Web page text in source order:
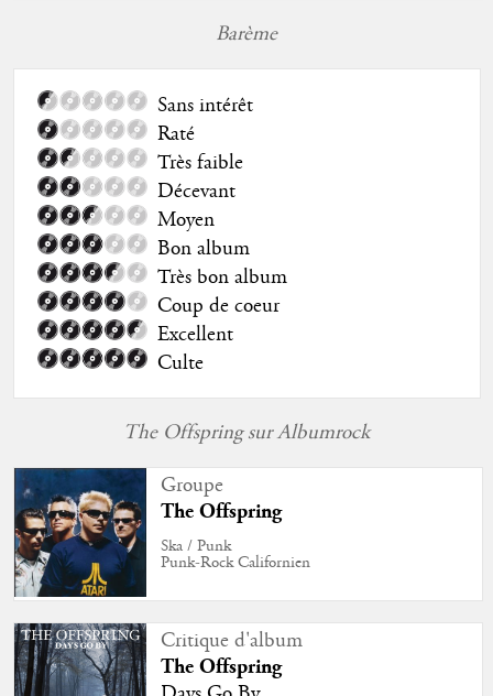
Barème
Sans intérêt
Raté
Très faible
Décevant
Moyen
Bon album
Très bon album
Coup de coeur
Excellent
Culte
The Offspring sur Albumrock
Groupe
The Offspring
Ska / Punk
Punk-Rock Californien
Critique d'album
The Offspring